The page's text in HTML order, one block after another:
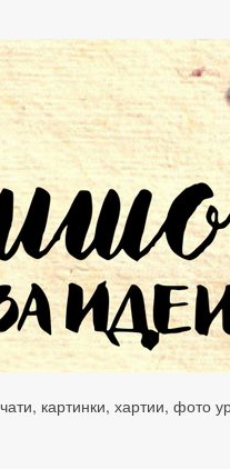
картинки, хартии, фото